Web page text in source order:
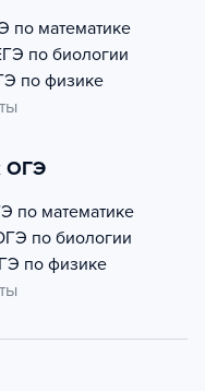
по математике
по биологии
по физике
ОГЭ
по математике
по биологии
по физике